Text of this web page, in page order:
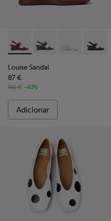
Louise Sandal - K201915-
Louise Sandal -
Louise Louise
Louise Sandal
87 €
145 € -40%
Adicionar